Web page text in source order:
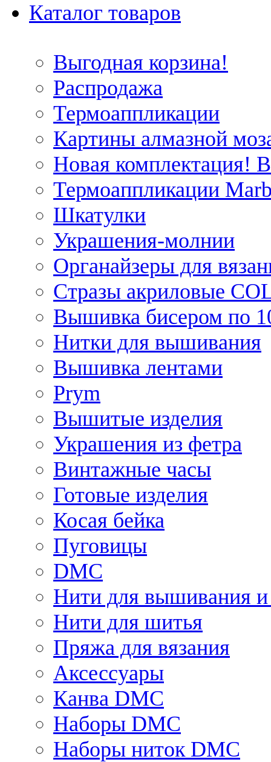
Каталог товаров
Выгодная корзина!
Распродажа
Термоаппликации
Картины алмазной
Новая комплектация!
Термоаппликации
Шкатулки
Украшения-молнии
Органайзеры для
Стразы акриловые
Вышивка бисером по
Нитки для вышивания
Вышивка лентами
Prym
Вышитые изделия
Украшения из фетра
Винтажные часы
Готовые изделия
Косая бейка
Пуговицы
DMC
Нити для вышивания и
Нити для шитья
Пряжа для вязания
Аксессуары
Канва DMC
Наборы DMC
Наборы ниток DMC